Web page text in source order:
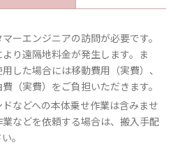
ーエンジニアの訪問が必要です。
り遠隔地料金が発生します。ま
した場合には移動費用（実費）、
（実費）をご負担いただきます。
などへの本体乗せ作業は含みませ
などを依頼する場合は、搬入手配
。